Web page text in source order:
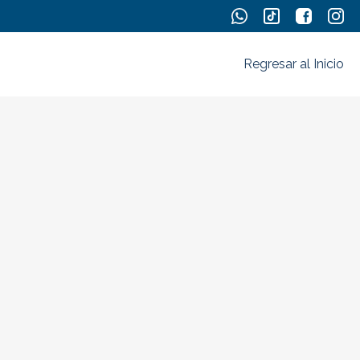
Regresar al Inicio